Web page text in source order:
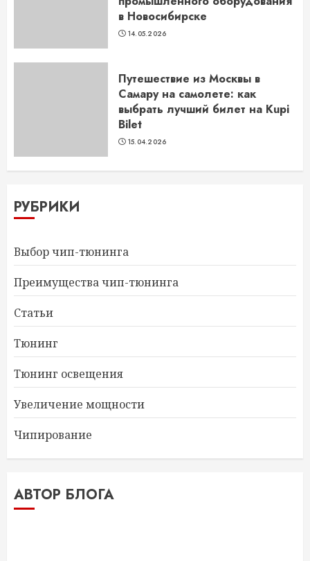
в Новосибирске
14.05.2026
Путешествие из Москвы в
Самару на самолете: как
выбрать лучший билет на Kupi
Bilet
15.04.2026
РУБРИКИ
Выбор чип-тюнинга
Преимущества чип-тюнинга
Статьи
Тюнинг
Тюнинг освещения
Увеличение мощности
Чипирование
АВТОР БЛОГА